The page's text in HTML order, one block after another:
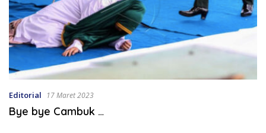
Editorial 17 Maret 2023
Bye bye Cambuk …